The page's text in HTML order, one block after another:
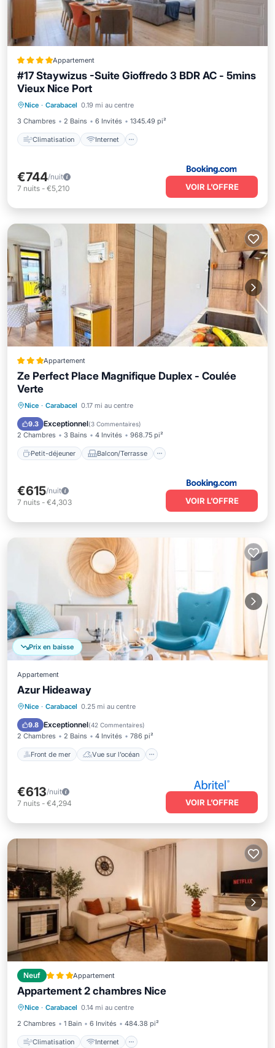
Appartement
#17 Staywizus -Suite Gioffredo 3 BDR AC - 5mins
Vieux Nice Port
Nice · Carabacel 0.19 mi au centre
3 Chambres
2 Bains 6 Invités 1345.49 pi²
Climatisation Internet
Climatisation
Adapté aux enfants
€744/nuit
7 nuits - €5,210 VOIR L’OFFRE
Appartement
Ze Perfect Place Magnifique Duplex - Coulée
Verte
Nice · Carabacel 0.17 mi au centre
9.3 Exceptionnel(3 Commentaires)
2 Chambres 3 Bains 4 Invités 968.75 pi²
Petit-déjeuner Balcon/Terrasse
Petit-déjeuner
Balcon/Terrasse
Climatisation
Internet
€615/nuit
7 nuits - €4,303 VOIR L’OFFRE
Prix en baisse
Appartement
Azur Hideaway
Nice · Carabacel 0.25 mi au centre
9.8 Exceptionnel(42 Commentaires)
2 Chambres 2 Bains 4 Invités 786 pi²
Front de mer Vue sur l’océan
Front de mer Vue sur l’océan
Cuisine
€613/nuit
7 nuits - €4,294 VOIR L’OFFRE
Neuf Appartement
Appartement 2 chambres Nice
Nice · Carabacel 0.14 mi au centre
2 Chambres
1 Bain 6 Invités 484.38 pi²
Climatisation Internet
Climatisation
Internet
Adapté aux enfants